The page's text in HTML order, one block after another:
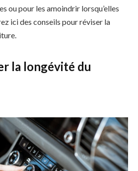
ou pour les amoindrir lorsqu’elles
ici des conseils pour réviser la
la longévité du